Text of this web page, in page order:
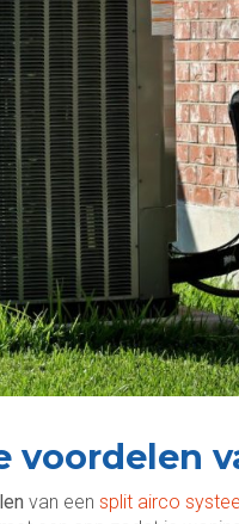
voordelen
van een split airco